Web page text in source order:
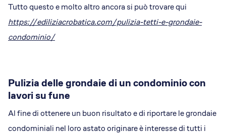
Tutto questo e molto altro ancora si può trovare qui
https://ediliziacrobatica.com/pulizia-tetti-e-grondaie-
condominio/
Pulizia delle grondaie di un condominio con
lavori su fune
Al fine di ottenere un buon risultato e di riportare le grondaie
condominiali nel loro astato originare è interesse di tutti i